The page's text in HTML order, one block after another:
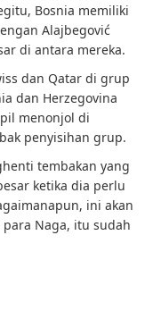
Bosnia memiliki
Alajbegović
di antara mereka.
dan Qatar di grup
dan Herzegovina
menonjol di
penyisihan grup.
tembakan yang
ketika dia perlu
ini akan
Naga, itu sudah